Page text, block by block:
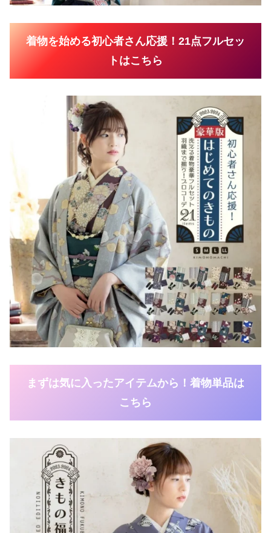
着物を始める初心者さん応援！21点フルセッ
トはこちら
まずは気に入ったアイテムから！着物単品は
こちら